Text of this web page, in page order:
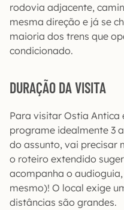
rodovia adjacente,
mesma direção e já se
maioria dos trens que
condicionado.
DURAÇÃO DA VISITA
Para visitar Ostia
programe idealmente 3
do assunto, vai precisar
o roteiro extendido
acompanha o
mesmo)! O local exige
distâncias são grandes.